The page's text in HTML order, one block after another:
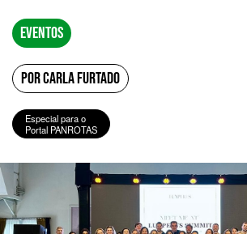
EVENTOS
POR CARLA FURTADO
Especial para o
Portal PANROTAS